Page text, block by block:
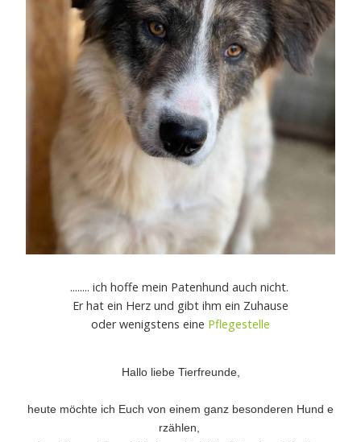
........ ich hoffe mein Patenhund auch nicht.
Er hat ein Herz und gibt ihm ein Zuhause
oder wenigstens eine Pflegestelle
Hallo liebe Tierfreunde,
heute möchte ich Euch von einem ganz besonderen Hund e
rzählen,